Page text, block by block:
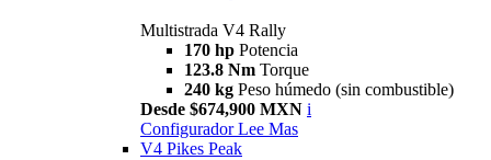
Multistrada V4 Rally
170 hp Potencia
123.8 Nm Torque
240 kg Peso húmedo (sin combustible)
Desde $674,900 MXN i
Configurador Lee Mas
V4 Pikes Peak